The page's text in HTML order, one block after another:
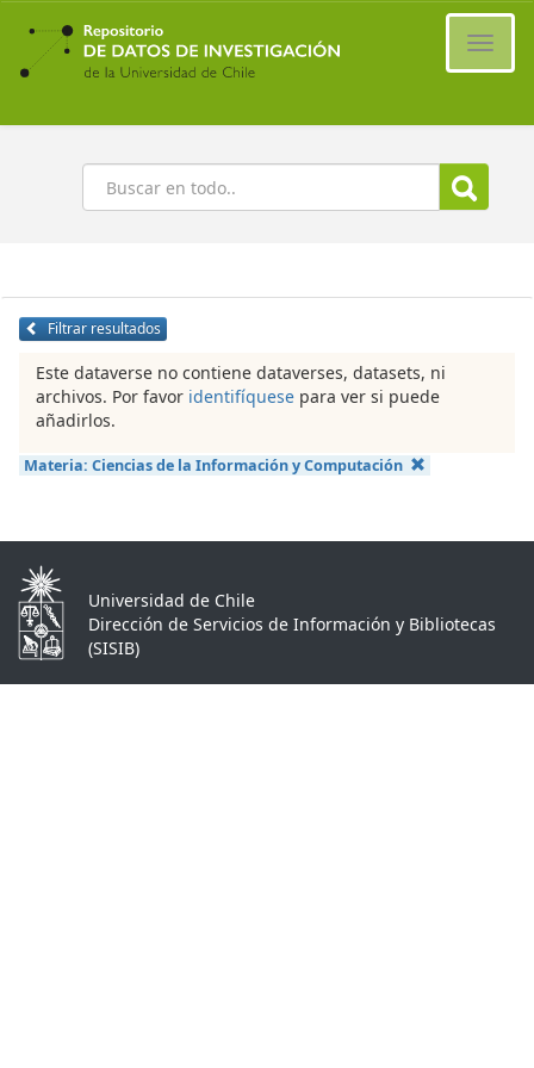
Ir
contenido
principal
Buscar
Filtrar resultados
Este dataverse no contiene dataverses, datasets, ni
archivos. Por favor identifíquese para ver si puede
añadirlos.
Materia: Ciencias de la Información y Computación
Universidad de Chile
Dirección de Servicios de Información y Bibliotecas
(SISIB)